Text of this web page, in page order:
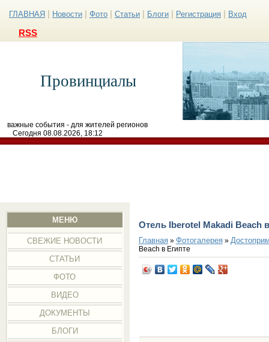
ГЛАВНАЯ Новости Фото Статьи Блоги Регистрация Вход
RSS
Провинциалы
важные события - для жителей регионов
Сегодня 08.08.2026, 18:12
МЕНЮ
СВЕЖИЕ НОВОСТИ
СТАТЬИ
ФОТО
ВИДЕО
ДОКУМЕНТЫ
БЛОГИ
Отель Iberotel Makadi Beach
Главная» Фотогалерея»
Beach в Египте